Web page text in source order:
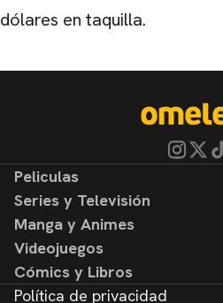
dólares en taquilla.
Peliculas
Noticias
Reseñas
Series y Televisión
Noticias
Reseñas
Manga y Animes
Noticias
Reseñas
Videojuegos
Noticias
Cómics y Libros
Política de privacidad